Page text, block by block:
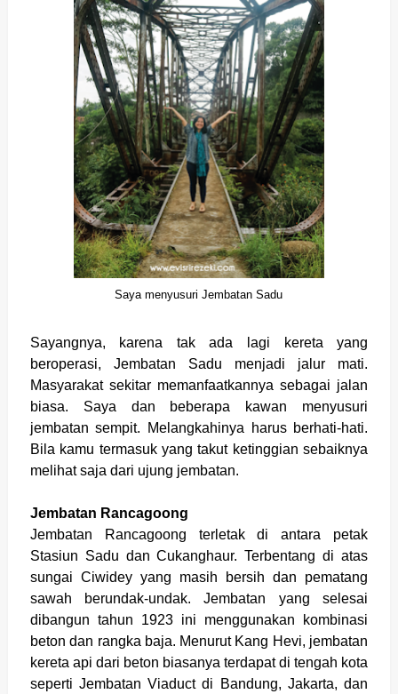
Saya menyusuri Jembatan Sadu
Sayangnya, karena tak ada lagi kereta yang
beroperasi, Jembatan Sadu menjadi jalur mati.
Masyarakat sekitar memanfaatkannya sebagai jalan
biasa. Saya dan beberapa kawan menyusuri
jembatan sempit. Melangkahinya harus berhati-hati.
Bila kamu termasuk yang takut ketinggian sebaiknya
melihat saja dari ujung jembatan.
Jembatan Rancagoong
Jembatan Rancagoong terletak di antara petak
Stasiun Sadu dan Cukanghaur. Terbentang di atas
sungai Ciwidey yang masih bersih dan pematang
sawah berundak-undak. Jembatan yang selesai
dibangun tahun 1923 ini menggunakan kombinasi
beton dan rangka baja. Menurut Kang Hevi, jembatan
kereta api dari beton biasanya terdapat di tengah kota
seperti Jembatan Viaduct di Bandung, Jakarta, dan